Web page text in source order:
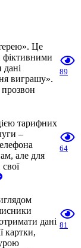
Це
фіктивними
виграшу».
89
тарифних
–
але для
64
дані
картки,
81